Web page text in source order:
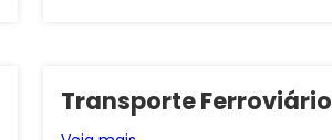
Transporte Ferroviário